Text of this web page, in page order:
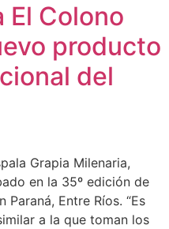
El Colono
producto
del
Grapia Milenaria,
en la 35º edición de
Paraná, Entre Ríos. “Es
a la que toman los